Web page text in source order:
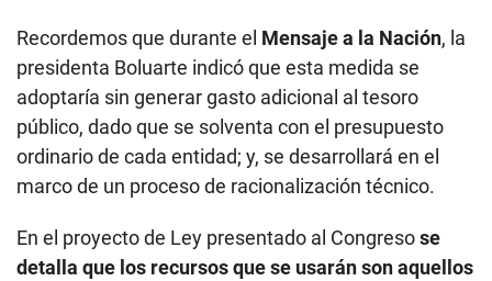
marco de un proceso de racionalización técnico.
En el proyecto de Ley presentado al Congreso
detalla que los recursos que se usarán son aquellos
asignados por la Ley Anual de Presupuesto del
Sector Público
. Además de donaciones y
transferencias que efectúen las instituciones y
organismos públicos, así como las personas
naturales o jurídicas privadas; los recursos